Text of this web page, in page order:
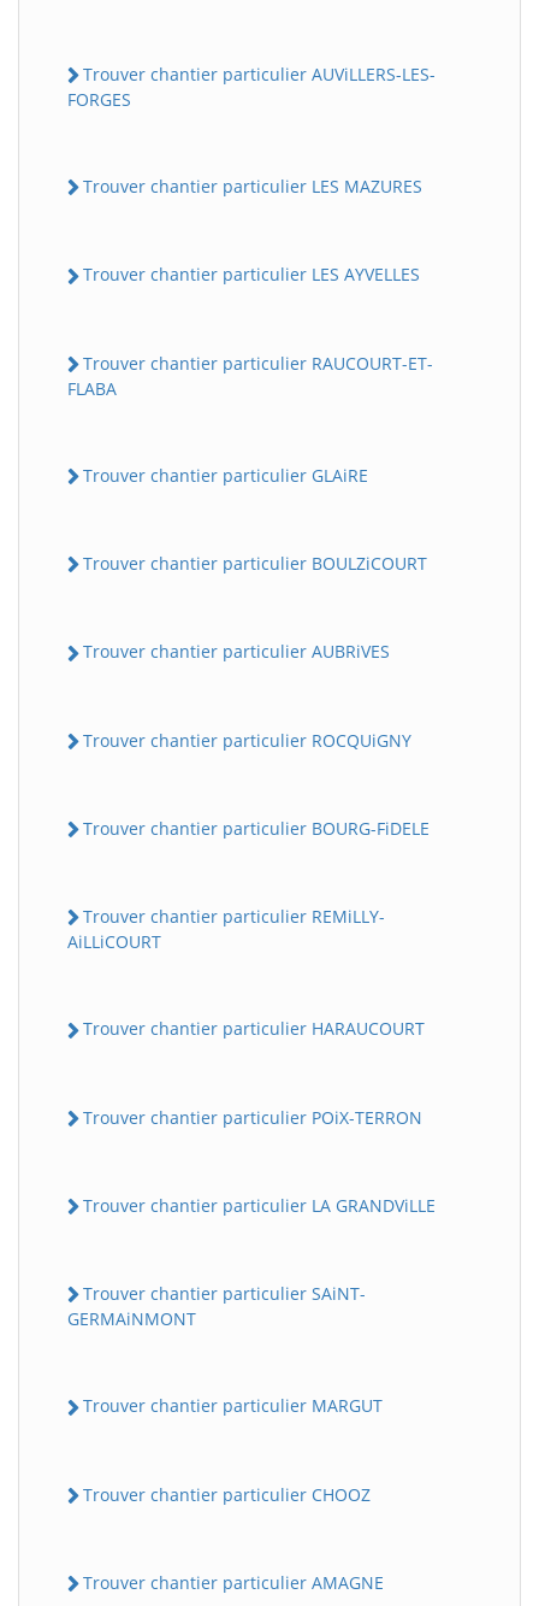
Trouver chantier particulier AUViLLERS-LES-
FORGES
Trouver chantier particulier LES MAZURES
Trouver chantier particulier LES AYVELLES
Trouver chantier particulier RAUCOURT-ET-
FLABA
Trouver chantier particulier GLAiRE
Trouver chantier particulier BOULZiCOURT
Trouver chantier particulier AUBRiVES
Trouver chantier particulier ROCQUiGNY
Trouver chantier particulier BOURG-FiDELE
Trouver chantier particulier REMiLLY-
AiLLiCOURT
Trouver chantier particulier HARAUCOURT
Trouver chantier particulier POiX-TERRON
Trouver chantier particulier LA GRANDViLLE
Trouver chantier particulier SAiNT-
GERMAiNMONT
Trouver chantier particulier MARGUT
Trouver chantier particulier CHOOZ
Trouver chantier particulier AMAGNE